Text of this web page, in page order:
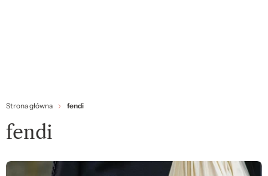
Strona główna fendi
fendi